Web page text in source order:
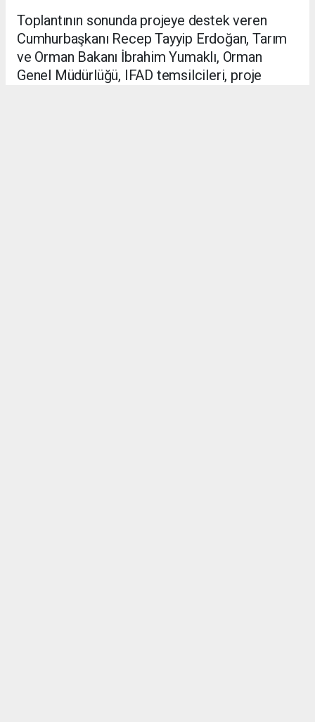
Toplantının sonunda projeye destek veren
Cumhurbaşkanı Recep Tayyip Erdoğan, Tarım
ve Orman Bakanı İbrahim Yumaklı, Orman
Genel Müdürlüğü, IFAD temsilcileri, proje